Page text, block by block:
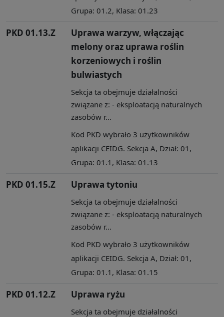
Grupa: 01.2, Klasa: 01.23
PKD 01.13.Z
Uprawa warzyw, włączając
melony oraz uprawa roślin
korzeniowych i roślin
bulwiastych
Sekcja ta obejmuje działalności
związane z: - eksploatacją naturalnych
zasobów r...
Kod PKD wybrało 3 użytkowników
aplikacji CEIDG. Sekcja A, Dział: 01,
Grupa: 01.1, Klasa: 01.13
PKD 01.15.Z Uprawa tytoniu
Sekcja ta obejmuje działalności
związane z: - eksploatacją naturalnych
zasobów r...
Kod PKD wybrało 3 użytkowników
aplikacji CEIDG. Sekcja A, Dział: 01,
Grupa: 01.1, Klasa: 01.15
PKD 01.12.Z Uprawa ryżu
Sekcja ta obejmuje działalności